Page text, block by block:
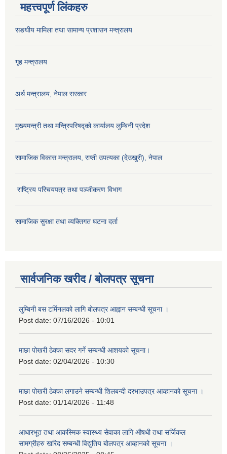
महत्त्वपूर्ण लिंकहरु
सङघीय मामिला तथा सामान्य प्रशासन मन्‍त्रालय
गृह मन्त्रालय
अर्थ मन्त्रालय, नेपाल सरकार
मुख्यमन्त्री तथा मन्त्रिपरिषद्को कार्यालय लुम्बिनी प्रदेश
सामाजिक विकास मन्‍‍त्रालय, राप्ती उपत्यका (देउखुरी), नेपाल
राष्ट्रिय परिचयपत्र तथा पञ्जीकरण विभाग
सामाजिक सुरक्षा तथा व्यक्तिगत घटना दर्ता
सार्वजनिक खरीद / बोलपत्र सूचना
लुम्बिनी बस टर्मिनलको लागि बोलपत्र आह्वान सम्बन्धी सूचना ।
Post date: 07/16/2026 - 10:01
माछा पोखरी ठेक्का सदर गर्ने सम्बन्धी आशयको सूचना।
Post date: 02/04/2026 - 10:30
माछा पोखरी ठेक्का लगाउने सम्बन्धी शिलबन्दी दरभाउपत्र आव्हानको सूचना ।
Post date: 01/14/2026 - 11:48
आधारभूत तथा आकस्मिक स्वास्थ्य सेवाका लागि औषधी तथा सर्जिकल
सामग्रीहरु खरिद सम्बन्धी विद्युतिय बोलपत्र आव्हानको सूचना ।